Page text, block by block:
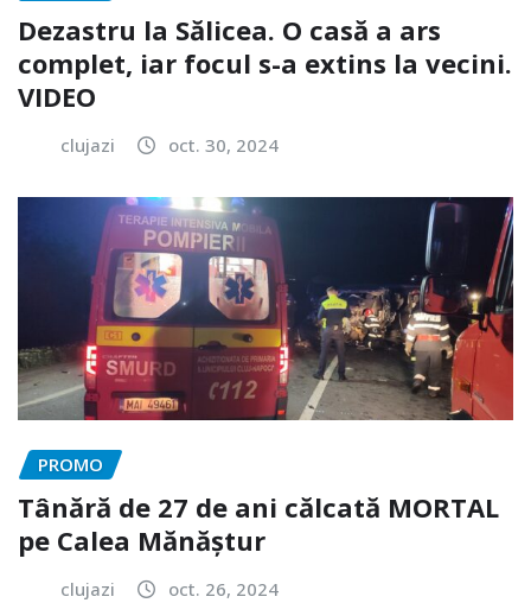
Dezastru la Sălicea. O casă a ars
complet, iar focul s-a extins la vecini.
VIDEO
clujazi oct. 30, 2024
PROMO
Tânără de 27 de ani călcată MORTAL
pe Calea Mănăștur
clujazi oct. 26, 2024